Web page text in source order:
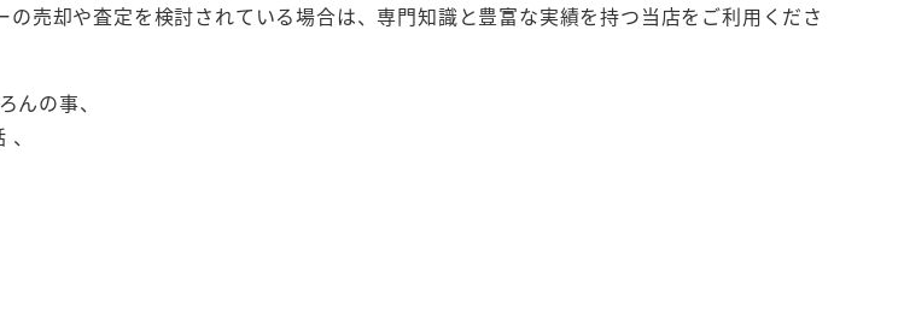
売却や査定を検討されている場合は、専門知識と豊富な実績を持つ当店をご利用くださ
の事、